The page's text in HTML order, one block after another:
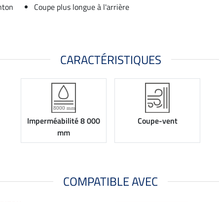
Coupe plus longue à l'arrière
CARACTÉRISTIQUES
Imperméabilité 8 000
mm
Coupe-vent
COMPATIBLE AVEC